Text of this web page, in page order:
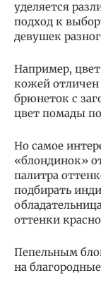
уделяется
подход к
девушек
Например,
кожей отличен
брюнеток с
цвет помады
Но самое
«блондинок»
палитра
подбирать
оттенки
Пепельным
на